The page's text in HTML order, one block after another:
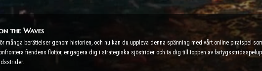
the Waves
många berättelser genom historien, och nu kan du uppleva denna spänning med vårt online piratspel
fiendens flottor, engagera dig i strategiska sjöstrider och ta dig till toppen av